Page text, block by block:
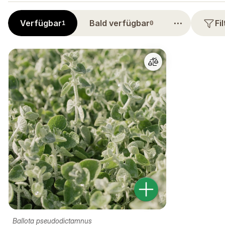
Verfügbar1 Bald verfügbar0 ⋯
Ballota pseudodictamnus